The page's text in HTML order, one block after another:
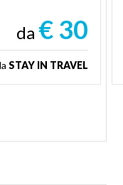
da € 30
STAY IN TRAVEL